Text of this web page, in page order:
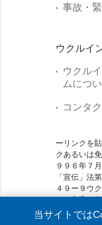
事故・
ウクルイ
ウクル
ムにつ
コンタ
ーリンクを
クあるいは
９９６年７
「宣伝」法
４９ー９ウ
で、合意／
オンライン
当サイトでは